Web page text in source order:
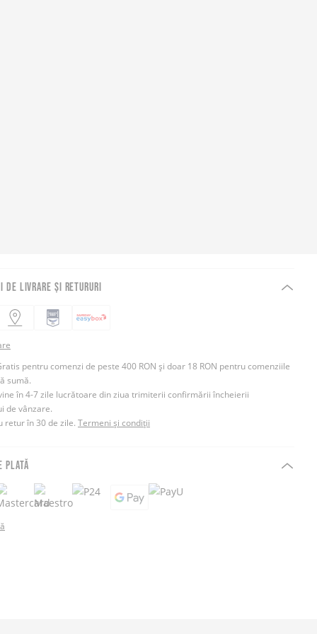
DE LIVRARE ȘI RETURURI
pentru comenzi de peste 400 RON și doar 18 RON pentru comenziile
sumă.
în 4-7 zile lucrătoare din ziua trimiterii confirmării încheierii
de vânzare.
retur în 30 de zile. Termeni și condiții
PLATĂ